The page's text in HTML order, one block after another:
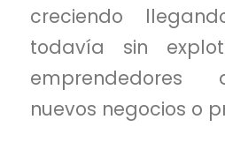
creciendo
todavía sin
nuevos negocios o